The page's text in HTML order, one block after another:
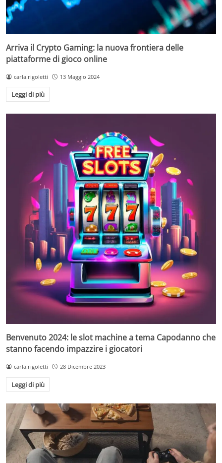
Arriva il Crypto Gaming: la nuova frontiera delle
piattaforme di gioco online
carla.rigoletti 13 Maggio 2024
Leggi di più
Benvenuto 2024: le slot machine a tema Capodanno che
stanno facendo impazzire i giocatori
carla.rigoletti 28 Dicembre 2023
Leggi di più